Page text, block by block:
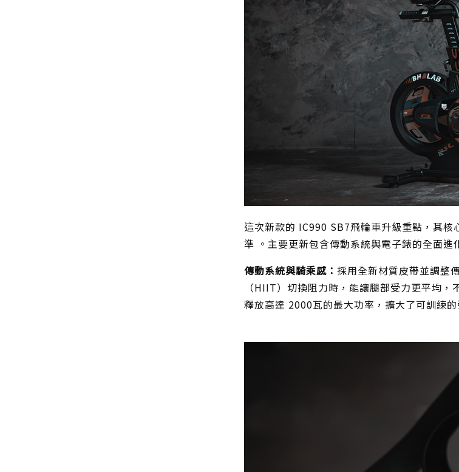
這次新款的 IC990 SB7飛輪車升級重點，其
準 。主要更新包含傳動系統與電子錶的全面進
傳動系統與騎乘感： 採用全新材質皮帶並調整
（HIIT）切換阻力時，能讓腿部受力更平均
釋放高達 2000瓦的最大功率，擴大了可訓練的